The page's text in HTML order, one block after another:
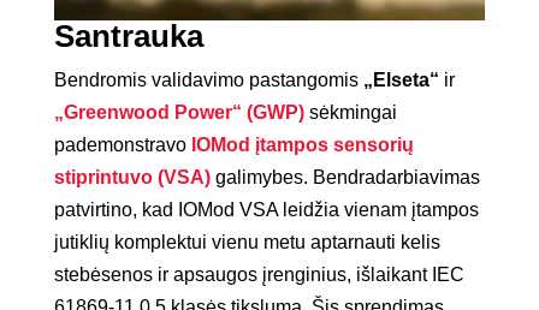
Santrauka
Bendromis validavimo pastangomis „Elseta“ ir
„Greenwood Power“ (GWP) sėkmingai
pademonstravo IOMod įtampos sensorių
stiprintuvo (VSA)galimybes. Bendradarbiavimas
patvirtino, kad IOMod VSA leidžia vienam įtampos
jutiklių komplektui vienu metu aptarnauti kelis
stebėsenos ir apsaugos įrenginius, išlaikant IEC